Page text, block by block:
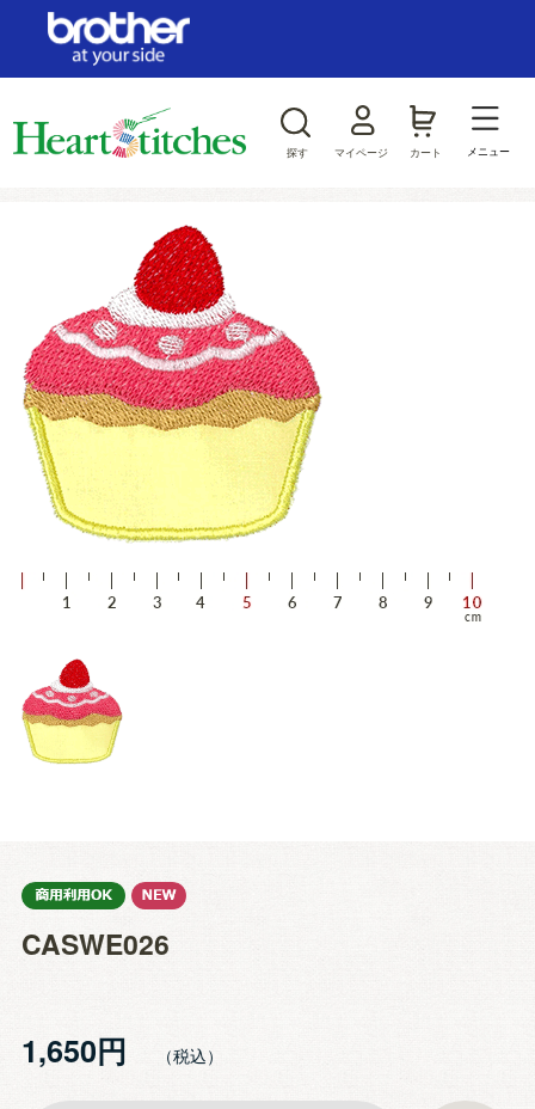
探す マイページ カート メニュー
CASWE026
1,650円
ログイン/新規会員登録
ジャンルから探す